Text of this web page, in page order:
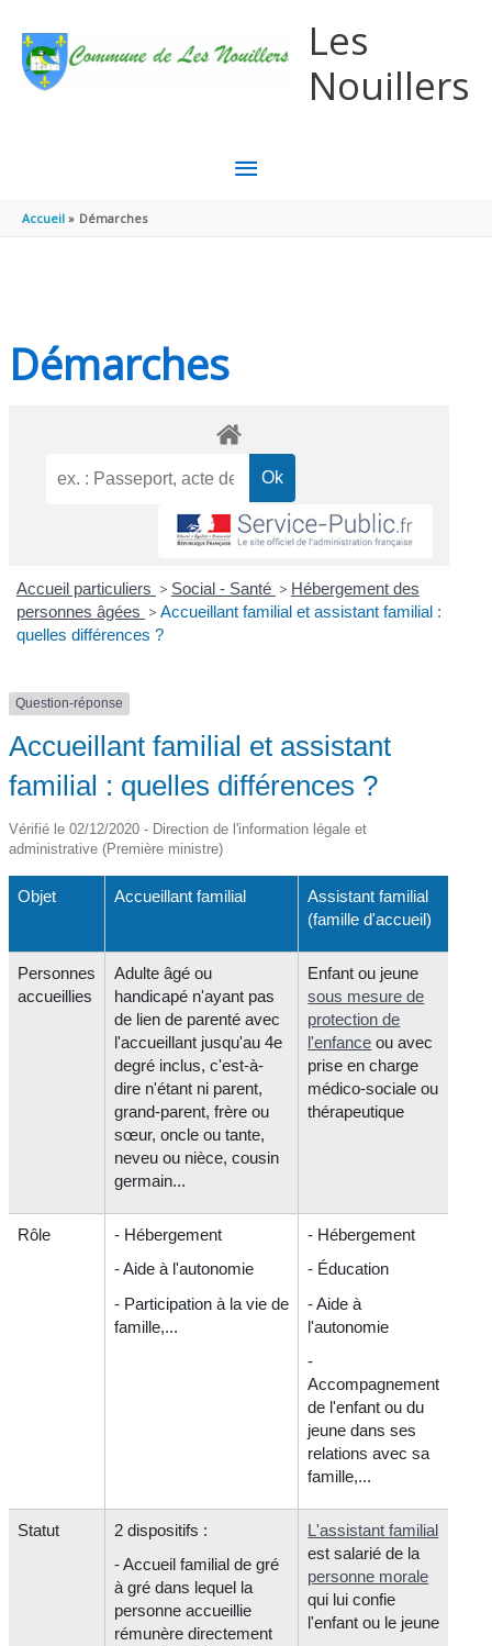
Les
Nouillers
MENU
Accueil Démarches
Démarches
Accueil particuliers > Social - Santé > Hébergement des
personnes âgées > Accueillant familial et assistant familial :
quelles différences ?
Question-réponse
Accueillant familial et assistant
familial : quelles différences ?
Vérifié le 02/12/2020 - Direction de l'information légale et
administrative (Première ministre)
Objet Accueillant familial
Assistant familial
(famille d'accueil)
Personnes
accueillies
Adulte âgé ou
handicapé n'ayant pas
de lien de parenté avec
l'accueillant jusqu'au 4e
degré inclus, c'est-à-
dire n'étant ni parent,
grand-parent, frère ou
sœur, oncle ou tante,
neveu ou nièce, cousin
germain...
Enfant ou jeune
sous mesure de
protection de
l'enfance ou avec
prise en charge
médico-sociale ou
thérapeutique
Rôle
- Hébergement
- Aide à l'autonomie
- Participation à la vie de
famille,...
- Hébergement
- Éducation
- Aide à
l'autonomie
-
Accompagnement
de l'enfant ou du
jeune dans ses
relations avec sa
famille,...
Statut
2 dispositifs :
- Accueil familial de gré
à gré dans lequel la
personne accueillie
rémunère directement
L'assistant familial
est salarié de la
personne morale
qui lui confie
l'enfant ou le jeune